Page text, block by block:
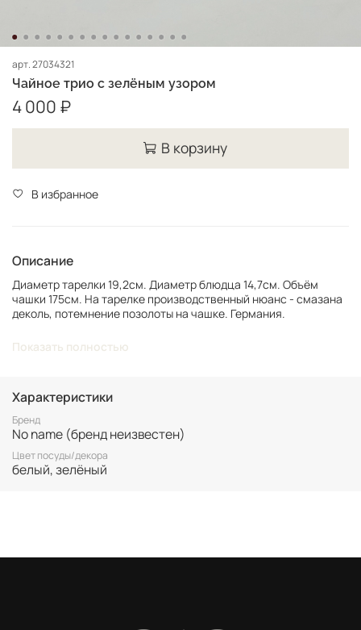
арт.27034321
Чайное трио с зелёным узором
4 000 ₽
В корзину
В избранное
Описание
Диаметр тарелки 19,2см. Диаметр блюдца 14,7см. Объём
чашки 175см. На тарелке производственный нюанс - смазана
деколь, потемнение позолоты на чашке. Германия.
представлен подлинный винтаж, который может иметь следы
Винтаж не подлежит возврату. Все важные для вас нюансы по
размеру и состоянию уточняйте перед покупкой.
Все товары представлены в единственном экземпляре. Бронь
возможна только после 100% оплаты.
Неоплаченные заказы аннулируются.
Показать полностью
Характеристики
Бренд
No name (бренд неизвестен)
Цвет посуды/декора
белый, зелёный